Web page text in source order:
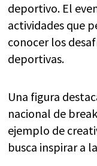
deportivo. El
actividades que
conocer los
deportivas.
Una figura
nacional de
ejemplo de
busca inspirar a